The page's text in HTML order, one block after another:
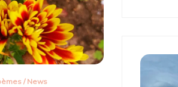
/ News